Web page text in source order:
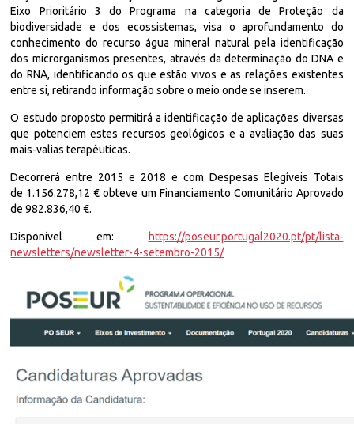
Eixo Prioritário 3 do Programa na categoria de Proteção da
biodiversidade e dos ecossistemas, visa o aprofundamento do
conhecimento do recurso água mineral natural pela identificação
dos microrganismos presentes, através da determinação do DNA e
do RNA, identificando os que estão vivos e as relações existentes
entre si, retirando informação sobre o meio onde se inserem.
O estudo proposto permitirá a identificação de aplicações diversas
que potenciem estes recursos geológicos e a avaliação das suas
mais-valias terapêuticas.
Decorrerá entre 2015 e 2018 e com Despesas Elegíveis Totais
de 1.156.278,12 € obteve um Financiamento Comunitário Aprovado
de 982.836,40 €.
Disponível em:
https://poseur.portugal2020.pt/pt/lista-
newsletters/newsletter-4-setembro-2015/